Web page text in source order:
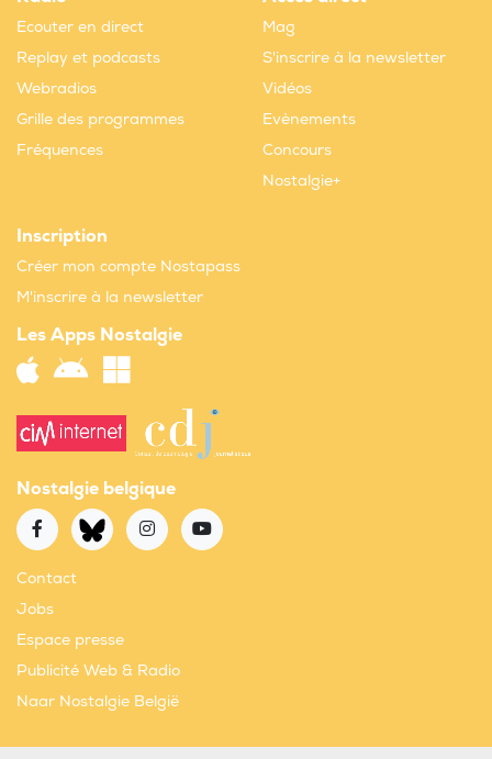
Ecouter en direct
Replay et podcasts
Webradios
Grille des programmes
Fréquences
Mag
S'inscrire à la newsletter
Vidéos
Evènements
Concours
Nostalgie+
Inscription
Créer mon compte Nostapass
M'inscrire à la newsletter
Les Apps Nostalgie
Nostalgie belgique
Contact
Jobs
Espace presse
Publicité Web & Radio
Naar Nostalgie België